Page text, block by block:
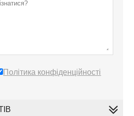
Політика конфіденційності